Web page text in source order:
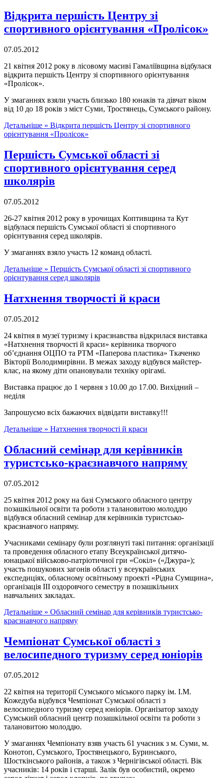
Відкрита першість Центру зі
спортивного орієнтування «Пролісок»
07.05.2012
21 квітня 2012 року в лісовому масиві Гамаліївщина відбулася
відкрита першість Центру зі спортивного орієнтування
«Пролісок».
У змаганнях взяли участь близько 180 юнаків та дівчат віком
від 10 до 18 років з міст Суми, Тростянець, Сумського району.
Детальніше » Відкрита першість Центру зі спортивного
орієнтування «Пролісок»
Першість Сумської області зі
спортивного орієнтування серед
школярів
07.05.2012
26-27 квітня 2012 року в урочищах Коптивщина та Кут
відбулася першість Сумської області зі спортивного
орієнтування серед школярів.
У змаганнях взяло участь 12 команд області.
Детальніше » Першість Сумської області зі спортивного
орієнтування серед школярів
Натхнення творчості й краси
07.05.2012
24 квітня в музеї туризму і краєзнавства відкрилася виставка
«Натхнення творчості й краси» керівника творчого
об’єднання ОЦПО та РТМ «Паперова пластика» Ткаченко
Вікторії Володимирівни. В межах заходу відбувся майстер-
клас, на якому діти опановували техніку орігамі.
Виставка працює до 1 червня з 10.00 до 17.00. Вихідний –
неділя
Запрошуємо всіх бажаючих відвідати виставку!!!
Детальніше » Натхнення творчості й краси
Обласний семінар для керівників
туристсько-краєзнавчого напряму
07.05.2012
25 квітня 2012 року на базі Сумського обласного центру
позашкільної освіти та роботи з талановитою молоддю
відбувся обласний семінар для керівників туристсько-
краєзнавчого напряму.
Учасниками семінару були розглянуті такі питання: організації
та проведення обласного етапу Всеукраїнської дитячо-
юнацької військово-патріотичної гри «Сокіл» («Джура»);
участь пошукових загонів області у всеукраїнських
експедиціях, обласному освітньому проекті «Рідна Сумщина»,
організація ІІІ оздоровчого семестру в позашкільних
навчальних закладах.
Детальніше » Обласний семінар для керівників туристсько-
краєзнавчого напряму
Чемпіонат Сумської області з
велосипедного туризму серед юніорів
07.05.2012
22 квітня на території Сумського міського парку ім. І.М.
Кожедуба відбувся Чемпіонат Сумської області з
велосипедного туризму серед юніорів. Організатор заходу
Сумський обласний центр позашкільної освіти та роботи з
талановитою молоддю.
У змаганнях Чемпіонату взяв участь 61 учасник з м. Суми, м.
Конотоп, Сумського, Тростянецького, Буринського,
Шосткінського районів, а також з Чернігівської області. Вік
учасників: 14 років і старші. Залік був особистий, окремо